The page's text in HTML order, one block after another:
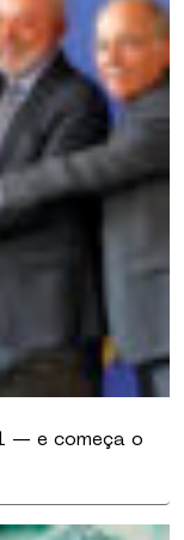
— e começa o